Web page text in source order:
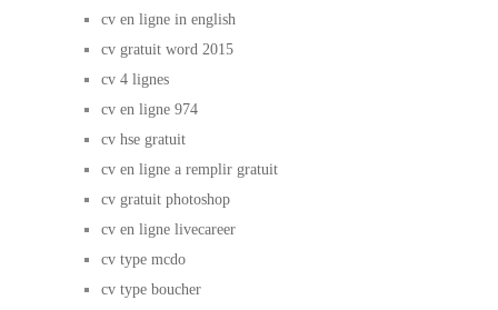
cv en ligne in english
cv gratuit word 2015
cv 4 lignes
cv en ligne 974
cv hse gratuit
cv en ligne a remplir gratuit
cv gratuit photoshop
cv en ligne livecareer
cv type mcdo
cv type boucher